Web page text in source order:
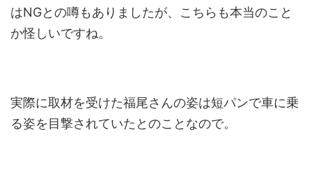
はNGとの噂もありましたが、こちらも本当のこと
か怪しいですね。
実際に取材を受けた福尾さんの姿は短パンで車に乗
る姿を目撃されていたとのことなので。